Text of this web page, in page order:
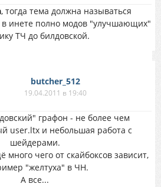
, тогда тема должна называться
в инете полно модов "улучшающих"
ТЧ до билдовской.
butcher_512
19.04.2011 в 19:40
графон - не более чем
user.ltx и небольшая работа с
шейдерами.
чего от скайбоксов зависит,
"желтуха" в ЧН.
А все...